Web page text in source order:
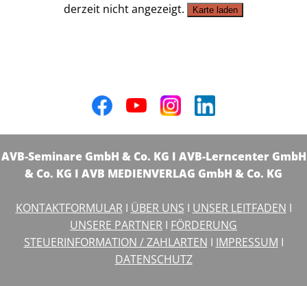
derzeit nicht angezeigt.
Karte laden
AVB-Seminare GmbH & Co. KG I AVB-Lerncenter GmbH
& Co. KG I AVB MEDIENVERLAG GmbH & Co. KG
KONTAKTFORMULARI ÜBER UNS I UNSER LEITFADEN I
UNSERE PARTNER I FÖRDERUNG
STEUERINFORMATION / ZAHLARTEN I IMPRESSUM I
DATENSCHUTZ